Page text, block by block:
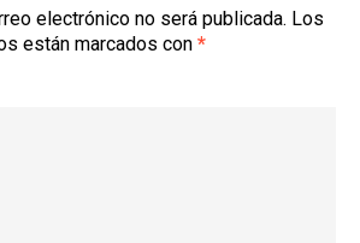
electrónico no será publicada. Los
están marcados con *